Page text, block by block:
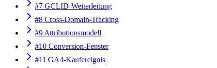
#7 GCLID-Weiterleitung
#8 Cross-Domain-Tracking
#9 Attributionsmodell
#10 Conversion-Fenster
#11 GA4-Kaufereignis